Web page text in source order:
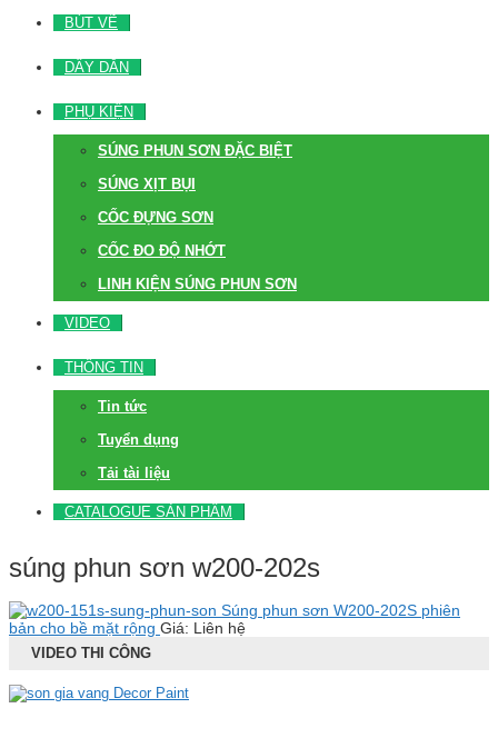
BÚT VẼ
DÂY DẪN
PHỤ KIỆN
SÚNG PHUN SƠN ĐẶC BIỆT
SÚNG XỊT BỤI
CỐC ĐỰNG SƠN
CỐC ĐO ĐỘ NHỚT
LINH KIỆN SÚNG PHUN SƠN
VIDEO
THÔNG TIN
Tin tức
Tuyển dụng
Tải tài liệu
CATALOGUE SẢN PHẨM
súng phun sơn w200-202s
Súng phun sơn W200-202S phiên
bản cho bề mặt rộng Giá: Liên hệ
VIDEO THI CÔNG